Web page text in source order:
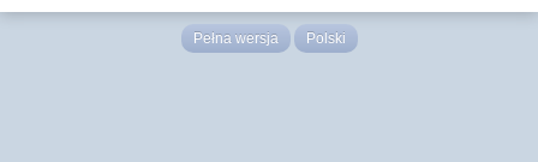
Pełna wersja Polski